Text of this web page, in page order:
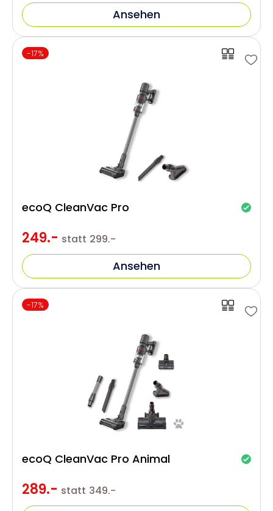
Ansehen
-17%
249.- statt 299.-
ecoQ CleanVac Pro
Ansehen
-17%
289.- statt 349.-
ecoQ CleanVac Pro Animal